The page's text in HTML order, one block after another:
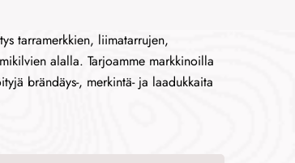
tarramerkkien, liimatarrujen,
alalla. Tarjoamme markkinoilla
brändäys-, merkintä- ja laadukkaita